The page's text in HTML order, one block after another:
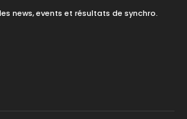
news, events et résultats de synchro.